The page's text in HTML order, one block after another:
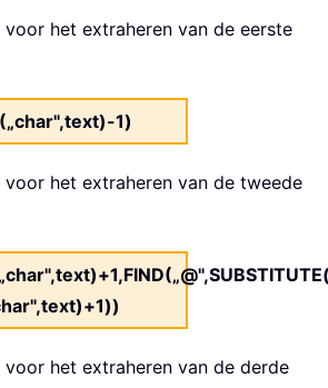
het extraheren van de eerste
1)
het extraheren van de tweede
het extraheren van de derde